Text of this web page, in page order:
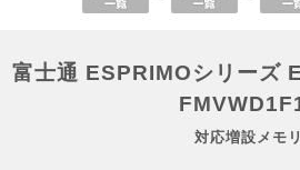
富士通 ESPRIMOシリーズ
対応増設メモリ